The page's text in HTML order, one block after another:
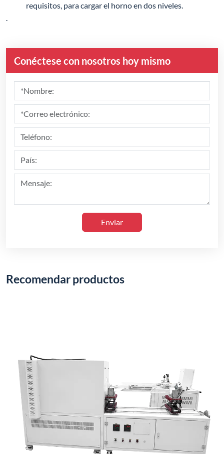
requisitos, para cargar el horno en dos niveles.
.
Conéctese con nosotros hoy mismo
Enviar
Recomendar productos